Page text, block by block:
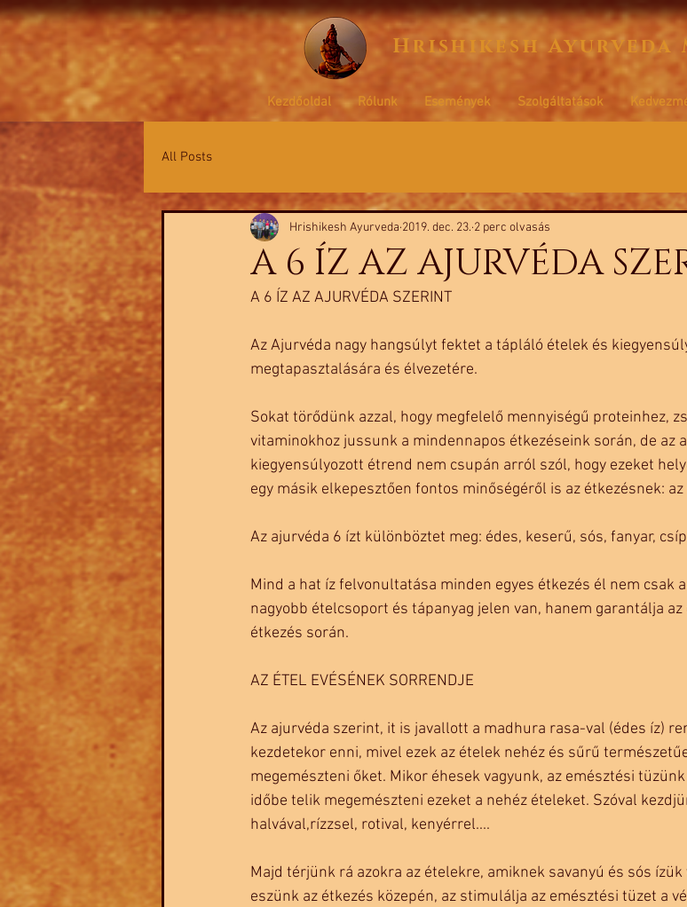
Hrishikesh Ayurveda
Kezdőoldal Rólunk Események Szolgáltatások
All Posts
A 6 ÍZ AZ AJURVÉDA
Hrishikesh Ayurveda 2019. dec. 23. 2 perc olvasás
A 6 ÍZ AZ AJURVÉDA SZERINT
Az Ajurvéda nagy hangsúlyt fektet a tápláló ételek és
megtapasztalására és élvezetére.
Sokat törődünk azzal, hogy megfelelő mennyiségű proteinhez,
vitaminokhoz jussunk a mindennapos étkezéseink során, de az
kiegyensúlyozott étrend nem csupán arról szól, hogy ezeket
egy másik elkepesztően fontos minőségéről is az étkezésnek: az
Az ajurvéda 6 ízt különböztet meg: édes, keserű, sós, fanyar,
Mind a hat íz felvonultatása minden egyes étkezés él nem csak
nagyobb ételcsoport és tápanyag jelen van, hanem garantálja
étkezés során.
AZ ÉTEL EVÉSÉNEK SORRENDJE
Az ajurvéda szerint, it is javallott a madhura rasa-val (édes íz)
kezdetekor enni, mivel ezek az ételek nehéz és sűrű
megemészteni őket. Mikor éhesek vagyunk, az emésztési
időbe telik megemészteni ezeket a nehéz ételeket. Szóval
halvával,rízzsel, rotival, kenyérrel....
Majd térjünk rá azokra az ételekre, amiknek savanyú és sós ízük
eszünk az étkezés közepén, az stimulálja az emésztési tüzet a